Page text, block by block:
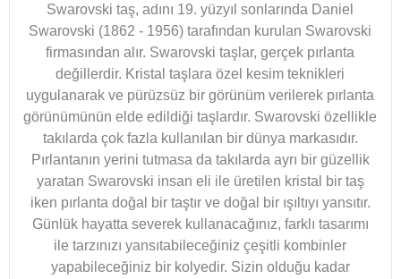
Swarovski taş, adını 19. yüzyıl sonlarında Daniel
Swarovski (1862 - 1956) tarafından kurulan Swarovski
firmasından alır. Swarovski taşlar, gerçek pırlanta
değillerdir. Kristal taşlara özel kesim teknikleri
uygulanarak ve pürüzsüz bir görünüm verilerek pırlanta
görünümünün elde edildiği taşlardır. Swarovski özellikle
takılarda çok fazla kullanılan bir dünya markasıdır.
Pırlantanın yerini tutmasa da takılarda ayrı bir güzellik
yaratan Swarovski insan eli ile üretilen kristal bir taş
iken pırlanta doğal bir taştır ve doğal bir ışıltıyı yansıtır.
Günlük hayatta severek kullanacağınız, farklı tasarımı
ile tarzınızı yansıtabileceğiniz çeşitli kombinler
yapabileceğiniz bir kolyedir. Sizin olduğu kadar